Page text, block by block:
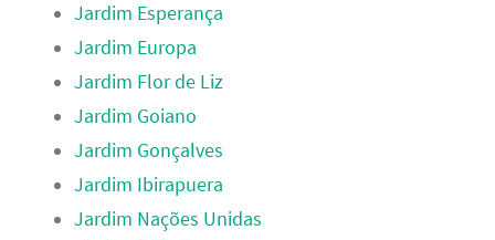
Jardim Esperança
Jardim Europa
Jardim Flor de Liz
Jardim Goiano
Jardim Gonçalves
Jardim Ibirapuera
Jardim Nações Unidas